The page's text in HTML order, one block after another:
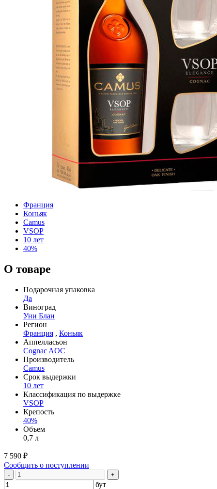
Франция
Коньяк
Camus
VSOP
10 лет
40%
О товаре
Подарочная упаковка
Да
Виноград
Уни Блан
Регион
Франция , Коньяк
Аппелласьон
Cognac AOC
Производитель
Camus
Срок выдержки
10 лет
Классификация по выдержке
VSOP
Крепость
40%
Объем
0,7 л
7 590 ₽
Сообщить о поступлении
- +
бут